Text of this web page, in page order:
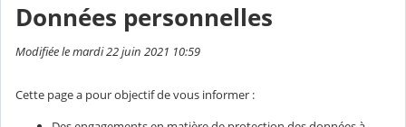
Données personnelles
Modifiée le mardi 22 juin 2021 10:59
Cette page a pour objectif de vous informer :